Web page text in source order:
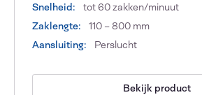
Snelheid:
tot 60 zakken/minuut
Zaklengte:
110 – 800 mm
Aansluiting:
Perslucht
Bekijk product